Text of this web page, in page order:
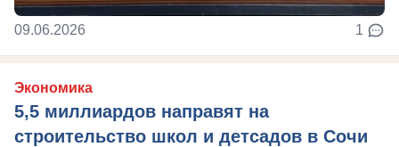
09.06.2026 1
Экономика
5,5 миллиардов направят на
строительство школ и детсадов в Сочи